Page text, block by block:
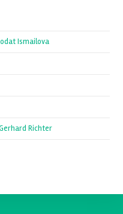
Ismailova
Richter